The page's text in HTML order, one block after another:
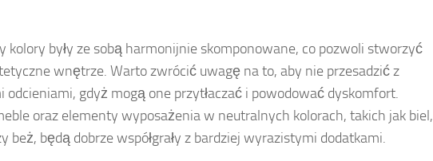
kolory były ze sobą harmonijnie skomponowane, co pozwoli stworzyć
wnętrze. Warto zwrócić uwagę na to, aby nie przesadzić z
odcieniami, gdyż mogą one przytłaczać i powodować dyskomfort.
oraz elementy wyposażenia w neutralnych kolorach, takich jak biel,
beż, będą dobrze współgrały z bardziej wyrazistymi dodatkami.